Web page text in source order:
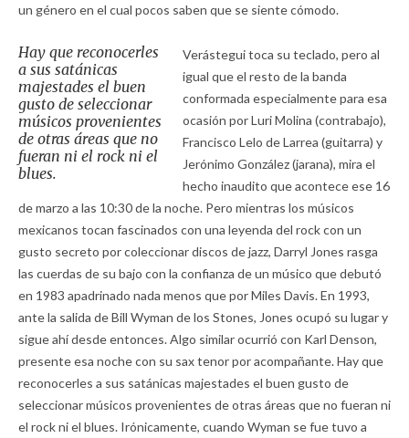
un género en el cual pocos saben que se siente cómodo.
Hay que reconocerles
a sus satánicas
majestades el buen
gusto de seleccionar
músicos provenientes
de otras áreas que no
fueran ni el rock ni el
blues.
Verástegui toca su teclado, pero al
igual que el resto de la banda
conformada especialmente para esa
ocasión por Luri Molina (contrabajo),
Francisco Lelo de Larrea (guitarra) y
Jerónimo González (jarana), mira el
hecho inaudito que acontece ese 16
de marzo a las 10:30 de la noche. Pero mientras los músicos
mexicanos tocan fascinados con una leyenda del rock con un
gusto secreto por coleccionar discos de jazz, Darryl Jones rasga
las cuerdas de su bajo con la confianza de un músico que debutó
en 1983 apadrinado nada menos que por Miles Davis. En 1993,
ante la salida de Bill Wyman de los Stones, Jones ocupó su lugar y
sigue ahí desde entonces. Algo similar ocurrió con Karl Denson,
presente esa noche con su sax tenor por acompañante. Hay que
reconocerles a sus satánicas majestades el buen gusto de
seleccionar músicos provenientes de otras áreas que no fueran ni
el rock ni el blues. Irónicamente, cuando Wyman se fue tuvo a